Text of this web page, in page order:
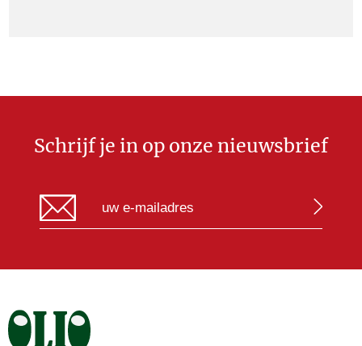
Schrijf je in op onze nieuwsbrief